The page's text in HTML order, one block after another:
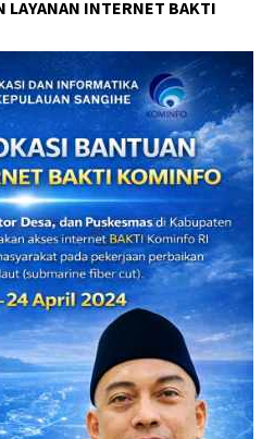
LAYANAN INTERNET BAKTI